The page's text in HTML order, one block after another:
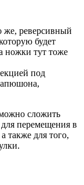
же, реверсивный
будет
ножки тут тоже
под
сложить
перемещения в
также для того,